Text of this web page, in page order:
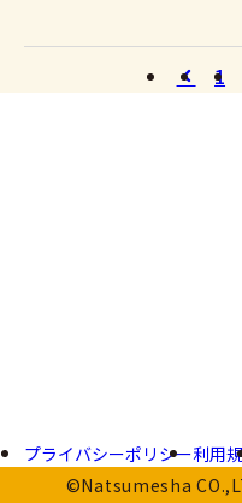
1
プライバシーポリシー利用
©Natsumesha